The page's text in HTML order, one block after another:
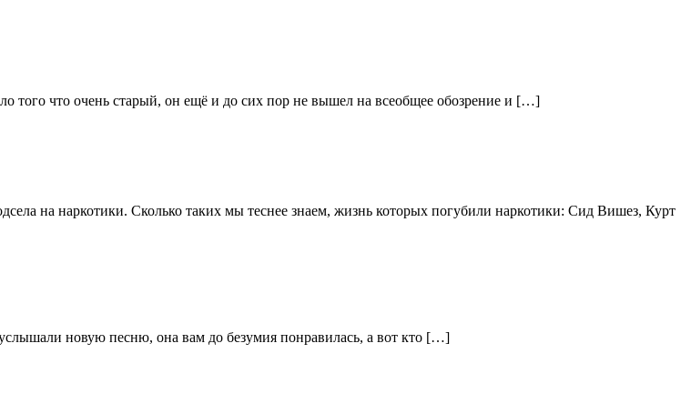
того что очень старый, он ещё и до сих пор не вышел на всеобщее обозрение и […]
на наркотики. Сколько таких мы теснее знаем, жизнь которых погубили наркотики: Сид Вишез, Курт
новую песню, она вам до безумия понравилась, а вот кто […]